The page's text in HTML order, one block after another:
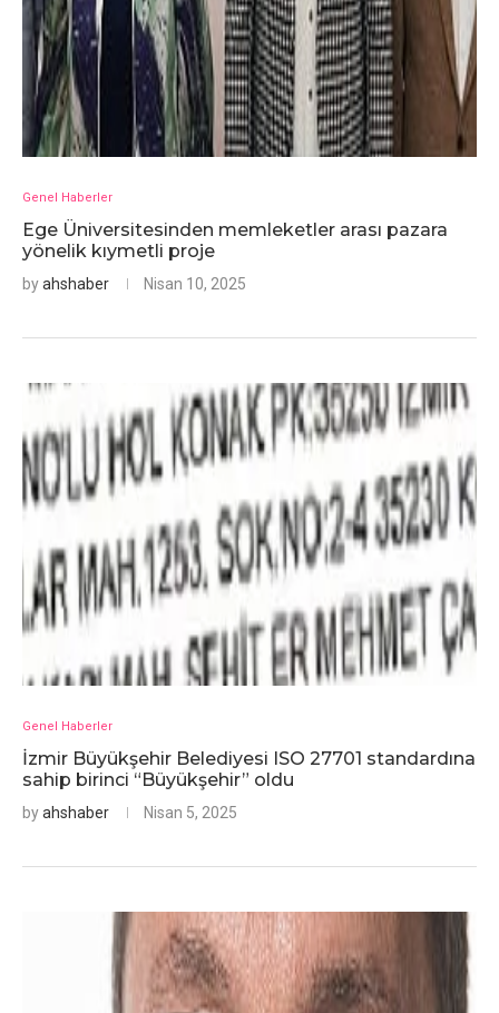
Genel Haberler
Ege Üniversitesinden memleketler arası pazara
yönelik kıymetli proje
byahshaber Nisan 10, 2025
Genel Haberler
İzmir Büyükşehir Belediyesi ISO 27701 standardına
sahip birinci “Büyükşehir” oldu
byahshaber Nisan 5, 2025